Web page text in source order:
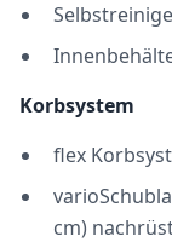
Korbsystem
flex
cm)